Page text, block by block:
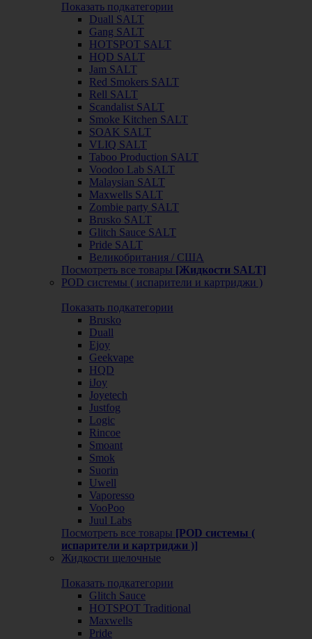
Показать подкатегории
Duall SALT
Gang SALT
HOTSPOT SALT
HQD SALT
Jam SALT
Red Smokers SALT
Rell SALT
Scandalist SALT
Smoke Kitchen SALT
SOAK SALT
VLIQ SALT
Taboo Production SALT
Voodoo Lab SALT
Malaysian SALT
Maxwells SALT
Zombie party SALT
Brusko SALT
Glitch Sauce SALT
Pride SALT
Великобритания / США
Посмотреть все товары [Жидкости SALT]
POD системы ( испарители и картриджи )
Показать подкатегории
Brusko
Duall
Ejoy
Geekvape
HQD
iJoy
Joyetech
Justfog
Logic
Rincoe
Smoant
Smok
Suorin
Uwell
Vaporesso
VooPoo
Juul Labs
Посмотреть все товары [POD системы (
испарители и картриджи )]
Жидкости щелочные
Показать подкатегории
Glitch Sauce
HOTSPOT Traditional
Maxwells
Pride